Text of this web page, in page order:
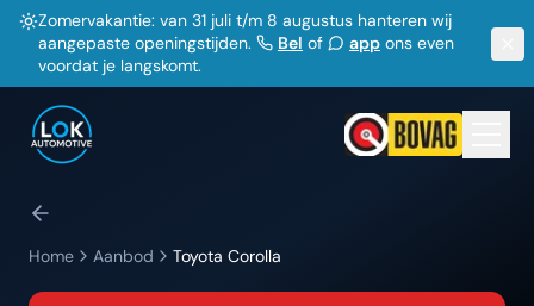
Zomervakantie: van 31 juli t/m 8 augustus hanteren wij
aangepaste openingstijden.
Bel of app ons even
voordat je langskomt.
Home Aanbod Toyota Corolla